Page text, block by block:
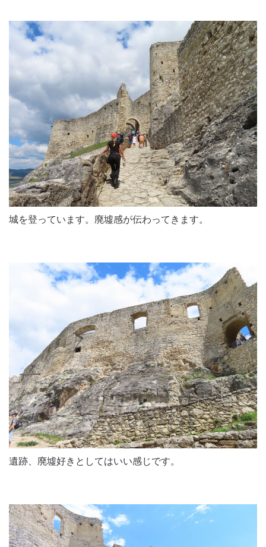
城を登っています。廃墟感が伝わってきます。
遺跡、廃墟好きとしてはいい感じです。